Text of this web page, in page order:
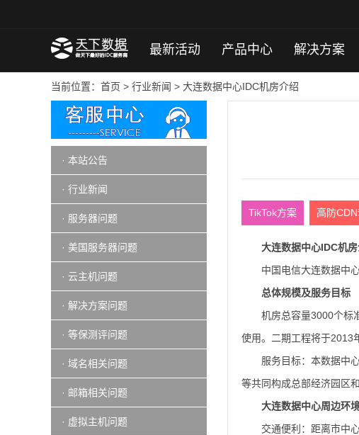
最新活动 产品中心 解决方案
当前位置： 首页 > 行业新闻 > 大连数据中心IDC机房介绍
· 本站公告
· 行业新闻
· 服务器问题
· 美国服务器问题
· 云主机问题
· 解决方案问题
· 等保测评问题
· 域名相关问题
· 邮箱相关问题
· 虚拟主机问题
TikTok方案 高防
大连数据中心IDC机
中国电信大连数据中
总体规模及服务目标
机房总容量3000个标
使用。二期工程将于2013
服务目标：本数据中
等共同构成总部经济园区
大连数据中心周边环
交通便利：距离市中